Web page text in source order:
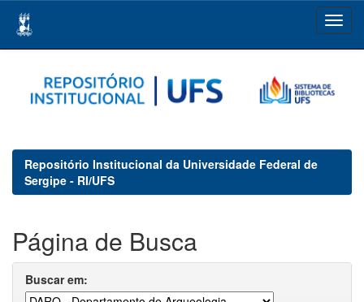
navigation
Repositório Institucional da Universidade Federal de
Sergipe - RI/UFS
Página de Busca
Buscar em: